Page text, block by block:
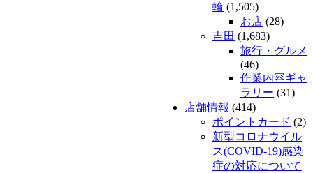
輪 (1,505)
お店 (28)
吉田 (1,683)
旅行・グルメ
(46)
作業内容ギャ
ラリー (31)
店舗情報 (414)
ポイントカード (2)
新型コロナウイル
ス(COVID-19)感染
症の対応について